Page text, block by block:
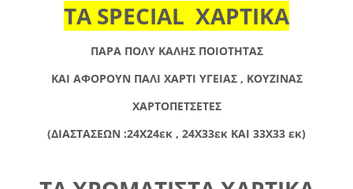
ΤΑ SPECIAL ΧΑΡΤΙΚΑ
ΠΑΡΑ ΠΟΛΥ ΚΑΛΗΣ ΠΟΙΟΤΗΤΑΣ
ΚΑΙ ΑΦΟΡΟΥΝ ΠΑΛΙ ΧΑΡΤΙ ΥΓΕΙΑΣ , ΚΟΥΖΙΝΑΣ
ΧΑΡΤΟΠΕΤΣΕΤΕΣ
(ΔΙΑΣΤΑΣΕΩΝ :24Χ24εκ , 24Χ33εκ ΚΑΙ 33Χ33 εκ)